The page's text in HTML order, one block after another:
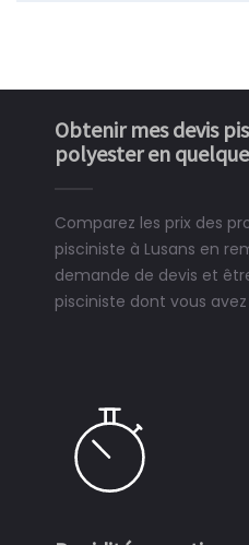
Obtenir mes devis
polyester en
Comparez les prix des
pisciniste à Lusans en
demande de devis et
pisciniste dont vous